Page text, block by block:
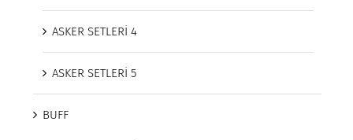
ASKER SETLERİ 4
ASKER SETLERİ 5
BUFF